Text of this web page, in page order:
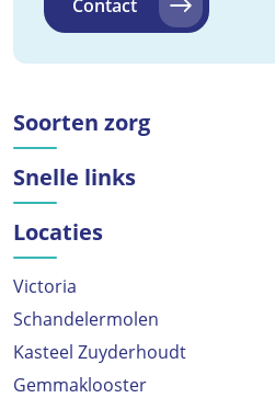
Contact
Soorten zorg
Snelle links
Locaties
Victoria
Schandelermolen
Kasteel Zuyderhoudt
Gemmaklooster